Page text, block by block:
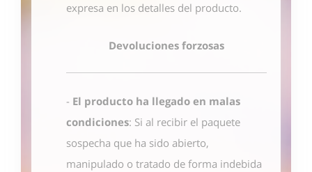
expresa en los detalles del producto.
Devoluciones forzosas
- El producto ha llegado en malas
condiciones: Si al recibir el paquete
sospecha que ha sido abierto,
manipulado o tratado de forma indebida